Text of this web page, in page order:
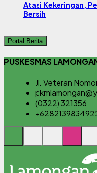
Atasi Kekeringan,
Bersih
Portal Berita
PUSKESMAS
Jl. Veteran
(0322) 321356